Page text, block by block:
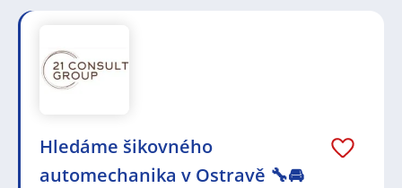
Hledáme šikovného
automechanika v Ostravě 🔧🚘